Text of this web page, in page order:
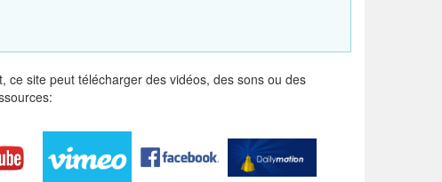
ce site peut télécharger des vidéos, des sons ou des